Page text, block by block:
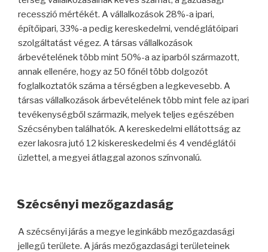
recesszió mértékét. A vállalkozások 28%-a ipari,
építőipari, 33%-a pedig kereskedelmi, vendéglátóipari
szolgáltatást végez. A társas vállalkozások
árbevételének több mint 50%-a az iparból származott,
annak ellenére, hogy az 50 főnél több dolgozót
foglalkoztatók száma a térségben a legkevesebb. A
társas vállalkozások árbevételének több mint fele az ipari
tevékenységből származik, melyek teljes egészében
Szécsényben találhatók. A kereskedelmi ellátottság az
ezer lakosra jutó 12 kiskereskedelmi és 4 vendéglátói
üzlettel, a megyei átlaggal azonos színvonalú.
Szécsényi mezőgazdaság
A szécsényi járás a megye leginkább mezőgazdasági
jellegű területe. A járás mezőgazdasági területeinek